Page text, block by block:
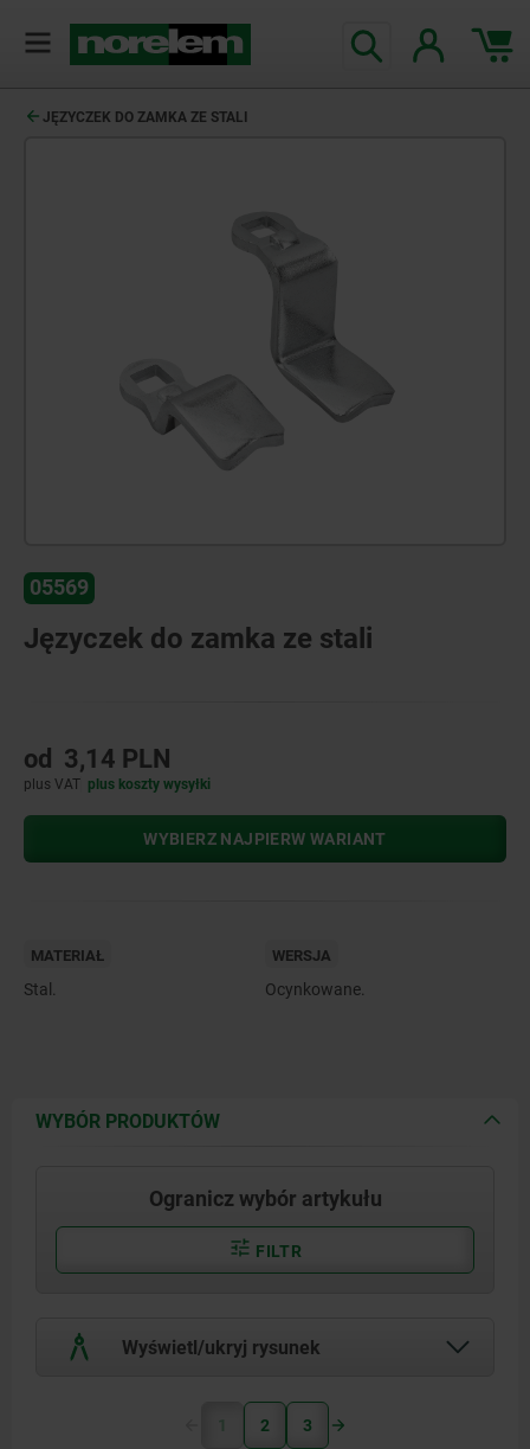
JĘZYCZEK DO ZAMKA ZE STALI
05569
Języczek do zamka ze stali
od 3,14 PLN
plus VAT plus koszty wysyłki
WYBIERZ NAJPIERW WARIANT
MATERIAŁ
Stal.
WERSJA
Ocynkowane.
WYBÓR PRODUKTÓW
Ogranicz wybór artykułu
FILTR
Wyświetl/ukryj rysunek
1 2 3